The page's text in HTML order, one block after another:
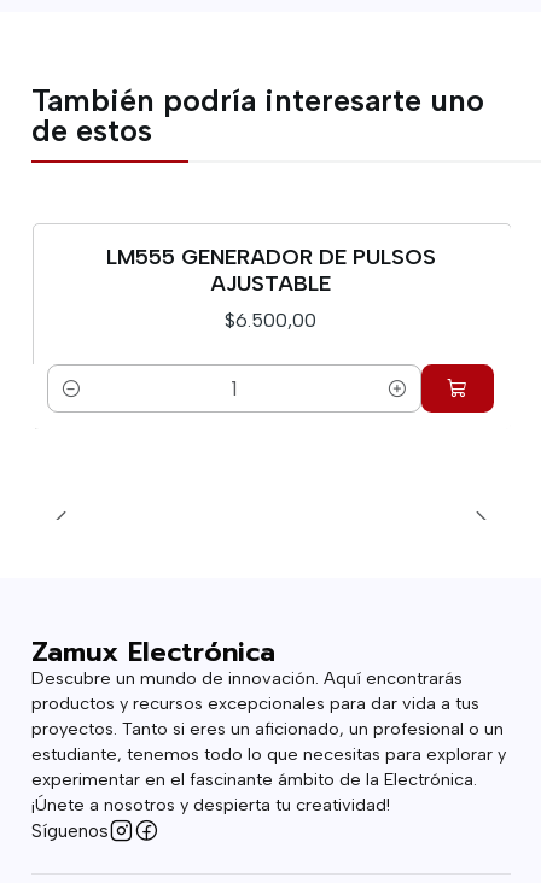
También podría interesarte uno
de estos
LM555 GENERADOR DE PULSOS
AJUSTABLE
$6.500,00
Cantidad
Zamux Electrónica
Descubre un mundo de innovación. Aquí encontrarás
productos y recursos excepcionales para dar vida a tus
proyectos. Tanto si eres un aficionado, un profesional o un
estudiante, tenemos todo lo que necesitas para explorar y
experimentar en el fascinante ámbito de la Electrónica.
¡Únete a nosotros y despierta tu creatividad!
Síguenos